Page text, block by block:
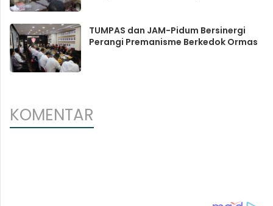
TUMPAS dan JAM-Pidum Bersinergi
Perangi Premanisme Berkedok Ormas
KOMENTAR